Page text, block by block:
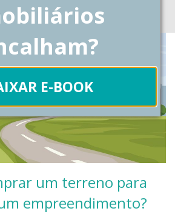
E-BOOK
um terreno para
empreendimento?